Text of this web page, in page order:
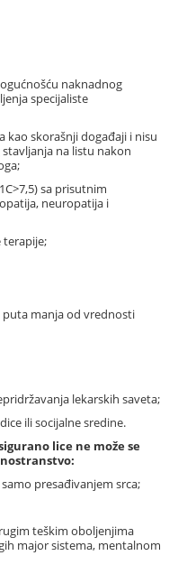
naknadnog
specijaliste
skorašnji događaji i nisu
na listu nakon
sa prisutnim
neuropatija i
terapije;
manja od vrednosti
lekarskih saveta;
ili socijalne sredine.
lice ne može se
presađivanjem srca;
teškim oboljenjima
major sistema, mentalnom